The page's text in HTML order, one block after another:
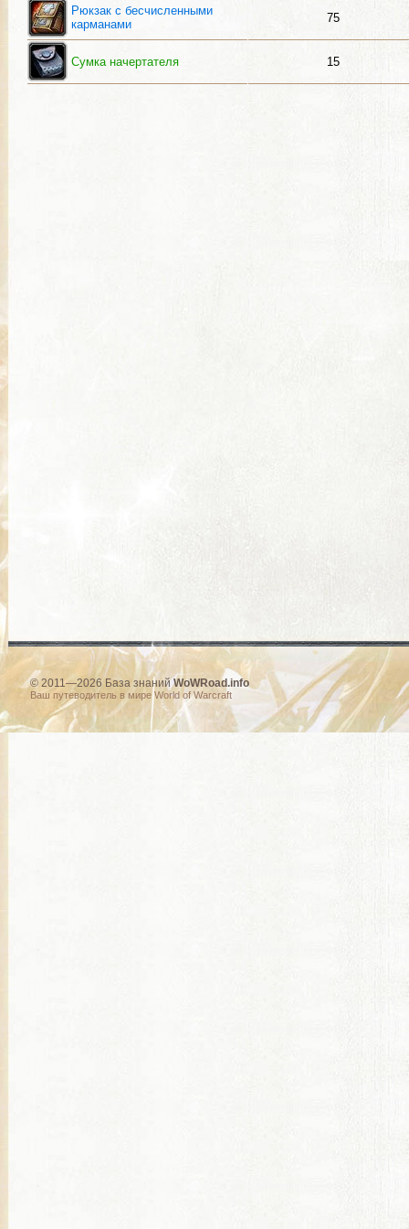
Рюкзак с бесчисленными
карманами
75
Сумка начертателя 15
© 2011—2026 База знанийWoWRoad.info
Ваш путеводитель в мире World of Warcraft